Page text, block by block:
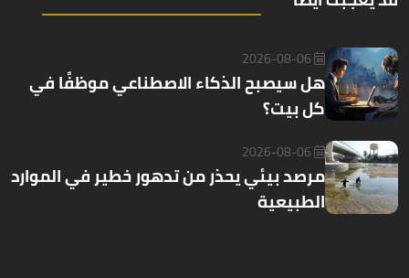
2026-08-06
هل سيصبح الذكاء الاصطناعي موظفًا في
كل بيت؟
2026-08-06
مرصد بيئي يحذر من تدهور خطير في الموارد
الطبيعية